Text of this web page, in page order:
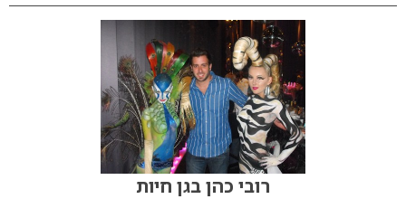
רובי כהן בגן חיות